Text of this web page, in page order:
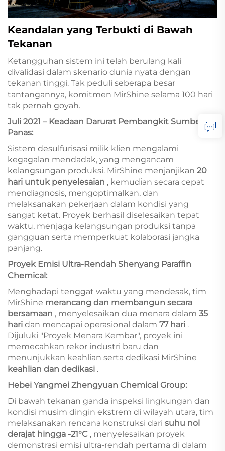
Keandalan yang Terbukti di Bawah
Tekanan
Ketangguhan sistem ini telah berulang kali
divalidasi dalam skenario dunia nyata dengan
tekanan tinggi. Tak peduli seberapa besar
tantangannya, komitmen MirShine selama 100 hari
tak pernah goyah.
Juli 2021 – Keadaan Darurat Pembangkit Sumber
Panas:
Sistem desulfurisasi milik klien mengalami
kegagalan mendadak, yang mengancam
kelangsungan produksi. MirShine menjanjikan 20
hari untuk penyelesaian , kemudian secara cepat
mendiagnosis, mengoptimalkan, dan
melaksanakan pekerjaan dalam kondisi yang
sangat ketat. Proyek berhasil diselesaikan tepat
waktu, menjaga kelangsungan produksi tanpa
gangguan serta memperkuat kolaborasi jangka
panjang.
Proyek Emisi Ultra-Rendah Shenyang Paraffin
Chemical:
Menghadapi tenggat waktu yang mendesak, tim
MirShine merancang dan membangun secara
bersamaan , menyelesaikan dua menara dalam 35
hari dan mencapai operasional dalam 77 hari .
Dijuluki "Proyek Menara Kembar", proyek ini
memecahkan rekor industri baru dan
menunjukkan keahlian serta dedikasi MirShine
keahlian dan dedikasi .
Hebei Yangmei Zhengyuan Chemical Group:
Di bawah tekanan ganda inspeksi lingkungan dan
kondisi musim dingin ekstrem di wilayah utara, tim
melaksanakan rencana konstruksi dari suhu nol
derajat hingga -21°C , menyelesaikan proyek
demonstrasi emisi ultra-rendah pertama di dalam